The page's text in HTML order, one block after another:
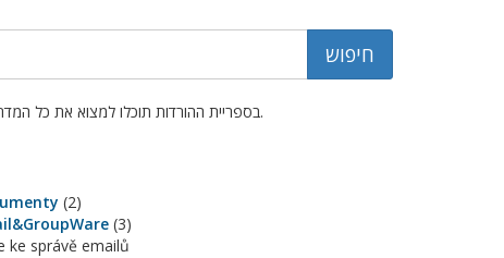
בספריית ההורדות תוכלו למצוא את כל המדריכים, התוכנות וקבצים נוספים שאולי תזדקקו להם כדי להפעיל את המוצר או השירות שלכם.
(2)
(3)
ke správě emailů